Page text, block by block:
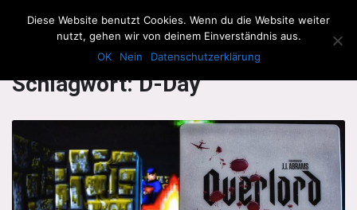
The Howling Men
Schlagwort:D-Day
Diese Website benutzt Cookies. Wenn du die Website weiter
nutzt, gehen wir von deinem Einverständnis aus.
OK
Nein Datenschutzerklärung